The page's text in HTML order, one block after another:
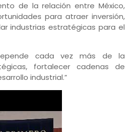
de la relación entre México,
para atraer inversión,
industrias estratégicas para el
cada vez más de la
fortalecer cadenas de
industrial.”